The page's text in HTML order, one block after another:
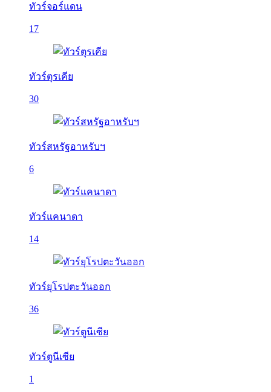
ทัวร์จอร์แดน
17
ทัวร์ตุรเคีย
30
ทัวร์สหรัฐอาหรับฯ
6
ทัวร์แคนาดา
14
ทัวร์ยุโรปตะวันออก
36
ทัวร์ตูนีเซีย
1